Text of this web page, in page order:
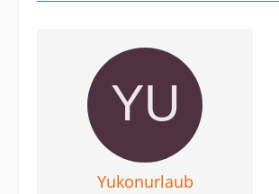
Yukonurlaub